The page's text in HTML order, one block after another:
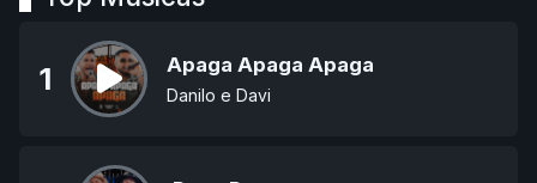
1 Apaga Apaga Apaga
Danilo e Davi